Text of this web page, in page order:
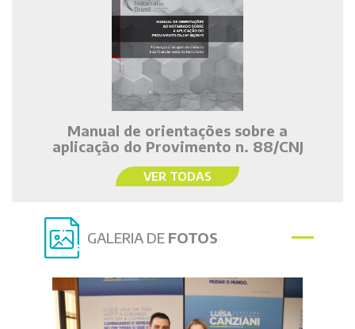
Manual de orientações sobre a
aplicação do Provimento n. 88/CNJ
VER TODAS
GALERIA DE FOTOS